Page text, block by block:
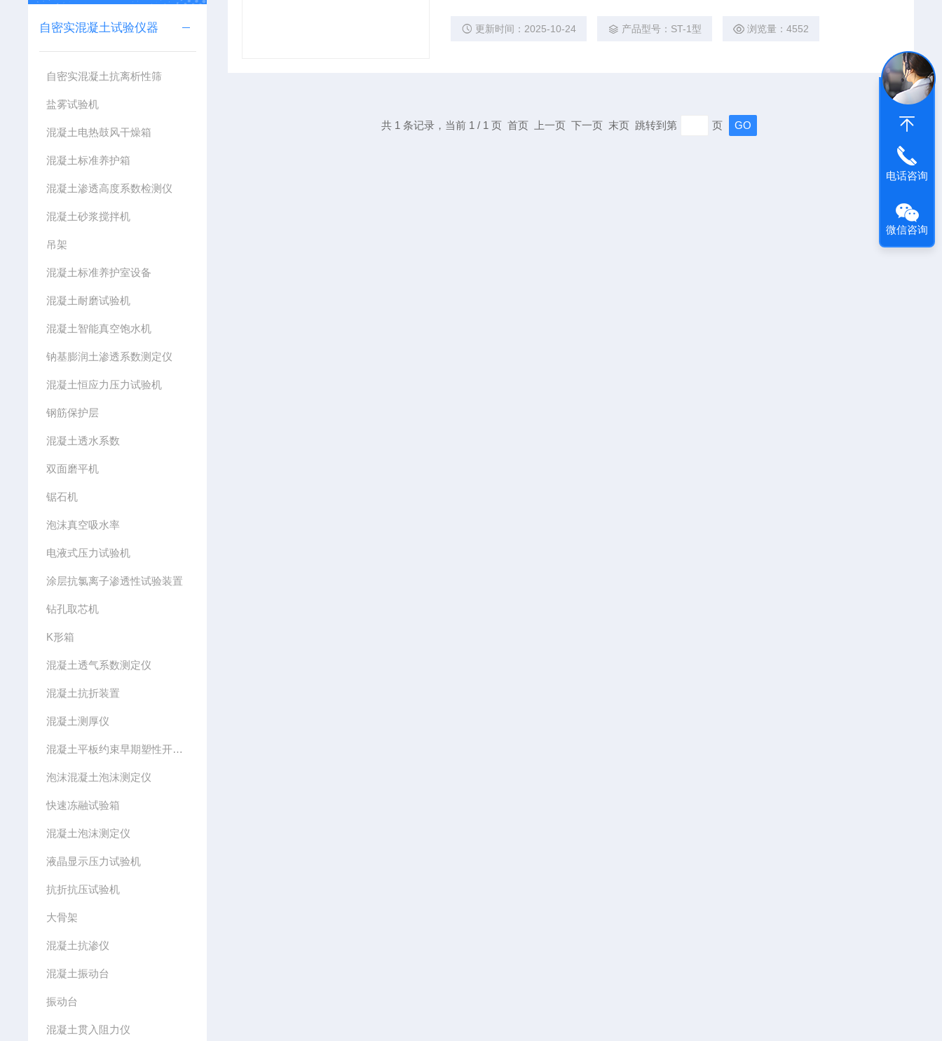
自密实混凝土试验仪器
自密实混凝土抗离析性筛
盐雾试验机
混凝土电热鼓风干燥箱
混凝土标准养护箱
混凝土渗透高度系数检测仪
混凝土砂浆搅拌机
吊架
混凝土标准养护室设备
混凝土耐磨试验机
混凝土智能真空饱水机
钠基膨润土渗透系数测定仪
混凝土恒应力压力试验机
钢筋保护层
混凝土透水系数
双面磨平机
锯石机
泡沫真空吸水率
电液式压力试验机
涂层抗氯离子渗透性试验装置
钻孔取芯机
K形箱
混凝土透气系数测定仪
混凝土抗折装置
混凝土测厚仪
混凝土平板约束早期塑性开裂模具
泡沫混凝土泡沫测定仪
快速冻融试验箱
混凝土泡沫测定仪
液晶显示压力试验机
抗折抗压试验机
大骨架
混凝土抗渗仪
混凝土振动台
振动台
混凝土贯入阻力仪
价1200元2， 全自动透水混凝土路面砖真空饱水试验机单价2300元
更新时间：2025-10-24 产品型号：ST-1型 浏览量：4552
共 1 条记录，当前 1 / 1 页 首页 上一页 下一页 末页 跳转到第 页
电话咨询
微信咨询